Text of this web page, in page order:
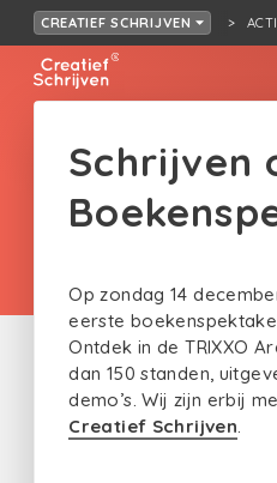
CREATIEF SCHRIJVEN
Schrijven
Op zondag 14
eerste
Ontdek in de TRIXXO
dan 150 standen,
demo’s. Wij zijn erbij
Creatief Schrijven.